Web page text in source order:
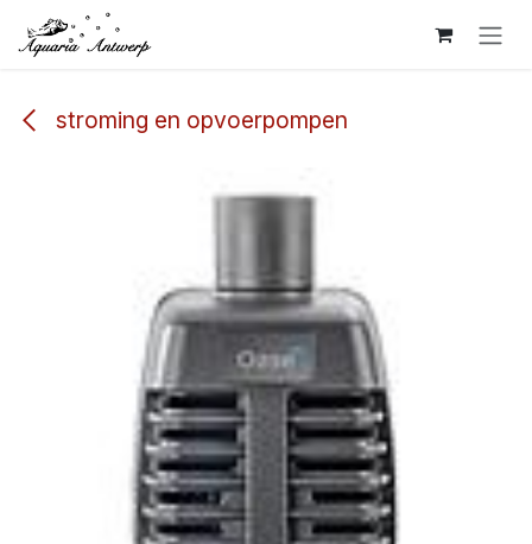
Overslaan naar inhoud
stroming en opvoerpompen